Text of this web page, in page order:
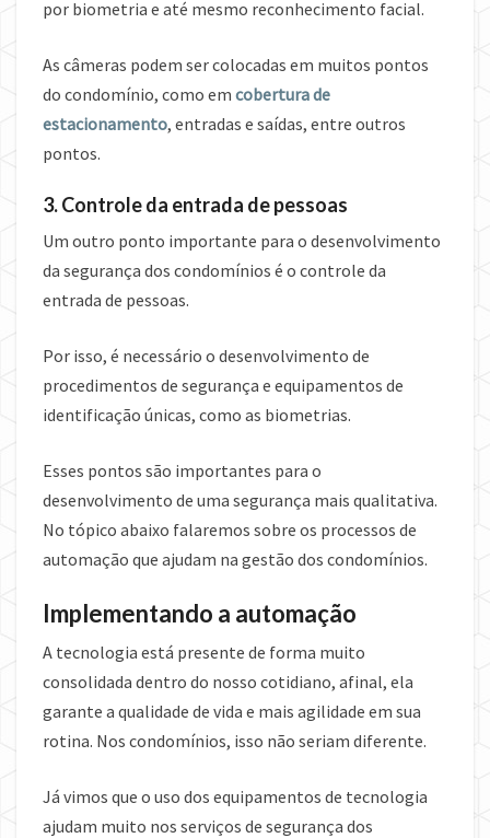
por biometria e até mesmo reconhecimento facial.
As câmeras podem ser colocadas em muitos pontos
do condomínio, como em cobertura de
estacionamento, entradas e saídas, entre outros
pontos.
3. Controle da entrada de pessoas
Um outro ponto importante para o desenvolvimento
da segurança dos condomínios é o controle da
entrada de pessoas.
Por isso, é necessário o desenvolvimento de
procedimentos de segurança e equipamentos de
identificação únicas, como as biometrias.
Esses pontos são importantes para o
desenvolvimento de uma segurança mais qualitativa.
No tópico abaixo falaremos sobre os processos de
automação que ajudam na gestão dos condomínios.
Implementando a automação
A tecnologia está presente de forma muito
consolidada dentro do nosso cotidiano, afinal, ela
garante a qualidade de vida e mais agilidade em sua
rotina. Nos condomínios, isso não seriam diferente.
Já vimos que o uso dos equipamentos de tecnologia
ajudam muito nos serviços de segurança dos